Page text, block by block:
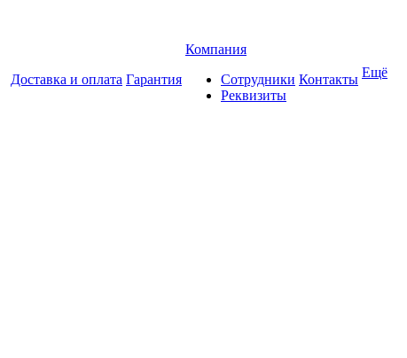
Доставка и оплата Гарантия
Компания
Сотрудники
Реквизиты
Контакты Ещё